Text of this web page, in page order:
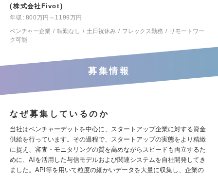
株式会社Fivot
年収
800万円～1199万円
ベンチャー企業
転勤なし 土日祝休み フレックス勤務
リモートワー
ク可能
募集情報
なぜ募集しているのか
当社はベンチャーデットを中心に、スタートアップ企業に対する資金
供給を行っています。その過程で、スタートアップの実態をより精緻
に捉え、審査・モニタリングの質を高めながらスピードも両立するた
めに、AIを活用した与信モデルおよび関連システムを自社開発してき
ました。API等を用いて粒度の細かいデータを大量に収集し、企業の